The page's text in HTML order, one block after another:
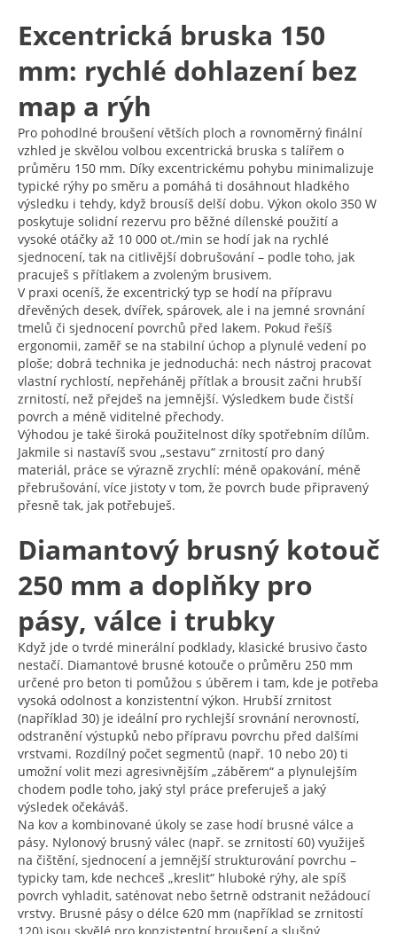
Excentrická bruska 150
mm: rychlé dohlazení bez
map a rýh
Pro pohodlné broušení větších ploch a rovnoměrný finální
vzhled je skvělou volbou excentrická bruska s talířem o
průměru 150 mm. Díky excentrickému pohybu minimalizuje
typické rýhy po směru a pomáhá ti dosáhnout hladkého
výsledku i tehdy, když brousíš delší dobu. Výkon okolo 350 W
poskytuje solidní rezervu pro běžné dílenské použití a
vysoké otáčky až 10 000 ot./min se hodí jak na rychlé
sjednocení, tak na citlivější dobrušování – podle toho, jak
pracuješ s přítlakem a zvoleným brusivem.
V praxi oceníš, že excentrický typ se hodí na přípravu
dřevěných desek, dvířek, spárovek, ale i na jemné srovnání
tmelů či sjednocení povrchů před lakem. Pokud řešíš
ergonomii, zaměř se na stabilní úchop a plynulé vedení po
ploše; dobrá technika je jednoduchá: nech nástroj pracovat
vlastní rychlostí, nepřeháněj přítlak a brousit začni hrubší
zrnitostí, než přejdeš na jemnější. Výsledkem bude čistší
povrch a méně viditelné přechody.
Výhodou je také široká použitelnost díky spotřebním dílům.
Jakmile si nastavíš svou „sestavu“ zrnitostí pro daný
materiál, práce se výrazně zrychlí: méně opakování, méně
přebrušování, více jistoty v tom, že povrch bude připravený
přesně tak, jak potřebuješ.
Diamantový brusný kotouč
250 mm a doplňky pro
pásy, válce i trubky
Když jde o tvrdé minerální podklady, klasické brusivo často
nestačí. Diamantové brusné kotouče o průměru 250 mm
určené pro beton ti pomůžou s úběrem i tam, kde je potřeba
vysoká odolnost a konzistentní výkon. Hrubší zrnitost
(například 30) je ideální pro rychlejší srovnání nerovností,
odstranění výstupků nebo přípravu povrchu před dalšími
vrstvami. Rozdílný počet segmentů (např. 10 nebo 20) ti
umožní volit mezi agresivnějším „záběrem“ a plynulejším
chodem podle toho, jaký styl práce preferuješ a jaký
výsledek očekáváš.
Na kov a kombinované úkoly se zase hodí brusné válce a
pásy. Nylonový brusný válec (např. se zrnitostí 60) využiješ
na čištění, sjednocení a jemnější strukturování povrchu –
typicky tam, kde nechceš „kreslit“ hluboké rýhy, ale spíš
povrch vyhladit, saténovat nebo šetrně odstranit nežádoucí
vrstvy. Brusné pásy o délce 620 mm (například se zrnitostí